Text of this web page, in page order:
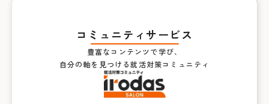
コミュニティサービス
豊富なコンテンツで学び、
自分の軸を見つける就活対策コミュニティ